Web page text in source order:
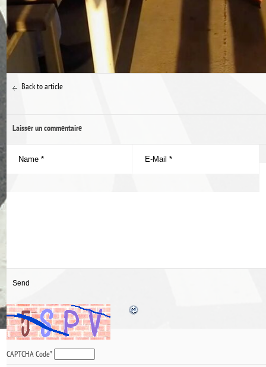
Back to article
Laisser un commentaire
CAPTCHA Code*